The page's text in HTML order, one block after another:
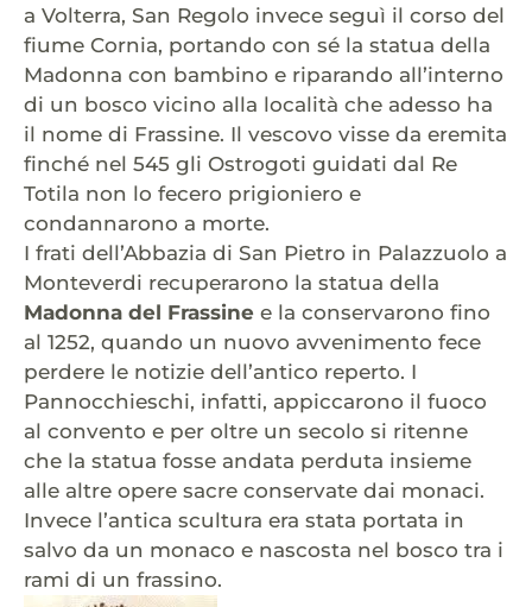
a Volterra, San Regolo invece seguì il corso del
fiume Cornia, portando con sé la statua della
Madonna con bambino e riparando all’interno
di un bosco vicino alla località che adesso ha
il nome di Frassine. Il vescovo visse da eremita
finché nel 545 gli Ostrogoti guidati dal Re
Totila non lo fecero prigioniero e
condannarono a morte.
I frati dell’Abbazia di San Pietro in Palazzuolo a
Monteverdi recuperarono la statua della
Madonna del Frassine e la conservarono fino
al 1252, quando un nuovo avvenimento fece
perdere le notizie dell’antico reperto. I
Pannocchieschi, infatti, appiccarono il fuoco
al convento e per oltre un secolo si ritenne
che la statua fosse andata perduta insieme
alle altre opere sacre conservate dai monaci.
Invece l’antica scultura era stata portata in
salvo da un monaco e nascosta nel bosco tra i
rami di un frassino.